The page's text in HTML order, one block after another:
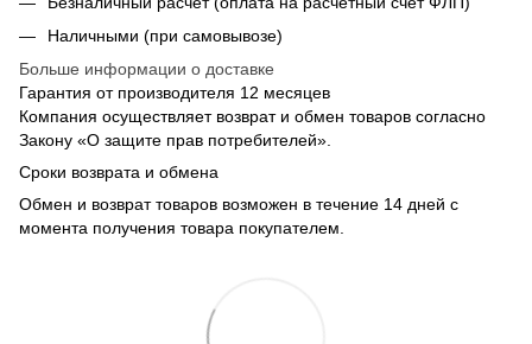
Наличными (при самовывозе)
Больше информации о доставке
Гарантия от производителя 12 месяцев
Компания осуществляет возврат и обмен товаров согласно
Закону «О защите прав потребителей».
Сроки возврата и обмена
Обмен и возврат товаров возможен в течение 14 дней с
момента получения товара покупателем.